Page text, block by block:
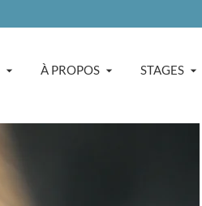
À PROPOS STAGES